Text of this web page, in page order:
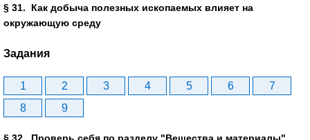
§ 31. Как добыча полезных ископаемых влияет на
окружающую среду
Задания
1 2 3 4 5 6
7
8
9